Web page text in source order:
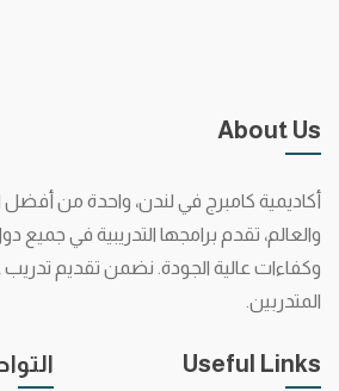
About Us
أكاديمية كامبرج في لندن، واحدة من أفضل
والعالم، تقدم برامجها التدريبية في جميع
وكفاءات عالية الجودة. نضمن تقديم
المتدربين.
Useful Links